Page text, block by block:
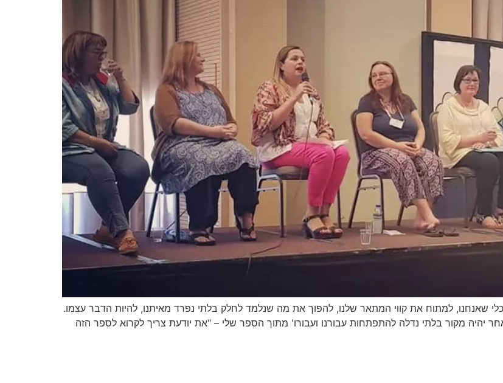
שאנחנו, למתוח את קווי המתאר שלנו, להפוך את מה שנלמד לחלק בלתי נפרד מאיתנו, להיות הדבר עצמו.
יהיה מקור בלתי נדלה להתפתחות עבורנו ועבורו' מתוך הספר שלי – "את יודעת צריך לקרוא לספר הזה